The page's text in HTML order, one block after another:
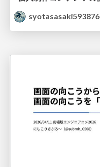
syotasasaki593876